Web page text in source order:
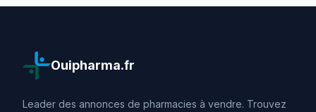
Ouipharma.fr
Leader des annonces de pharmacies à vendre. Trouvez